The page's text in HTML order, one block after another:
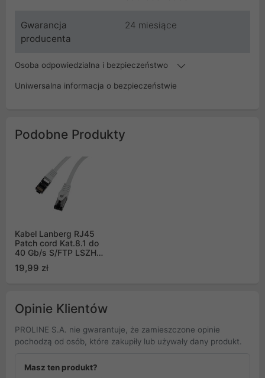
Gwarancja
producenta
24 miesiące
Osoba odpowiedzialna i bezpieczeństwo
Uniwersalna informacja o bezpieczeństwie
Podobne Produkty
Kabel Lanberg RJ45
Patch cord Kat.8.1 do
40 Gb/s S/FTP LSZH
CU 3m Szary Fluke
Passed (PCF8-10CU-
19,99 zł
Opinie Klientów
PROLINE S.A. nie gwarantuje, że zamieszczone opinie
pochodzą od osób, które zakupiły lub używały dany produkt.
Masz ten produkt?